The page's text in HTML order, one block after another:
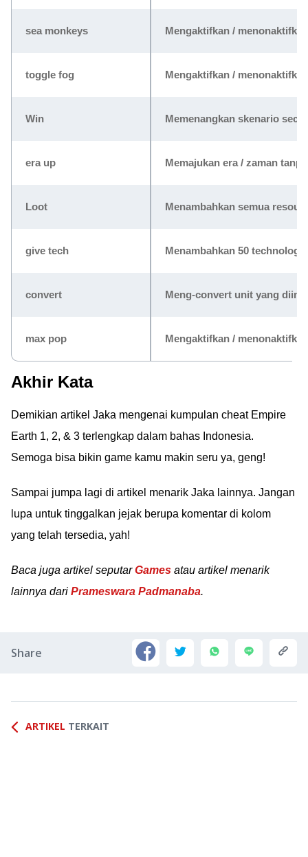
sea monkeys Mengaktifkan /
toggle fog Mengaktifkan /
Win Memenangkan skenario
era up Memajukan era / zaman
Loot Menambahkan semua
give tech Menambahkan 50
convert Meng-convert unit yang
max pop Mengaktifkan /
Akhir Kata
Demikian artikel Jaka mengenai kumpulan cheat Empire
Earth 1, 2, & 3 terlengkap dalam bahas Indonesia.
Semoga bisa bikin game kamu makin seru ya, geng!
Sampai jumpa lagi di artikel menarik Jaka lainnya. Jangan
lupa untuk tinggalkan jejak berupa komentar di kolom
yang telah tersedia, yah!
Baca juga artikel seputarGames atau artikel menarik
lainnya dari Prameswara Padmanaba.
Share
ARTIKEL TERKAIT